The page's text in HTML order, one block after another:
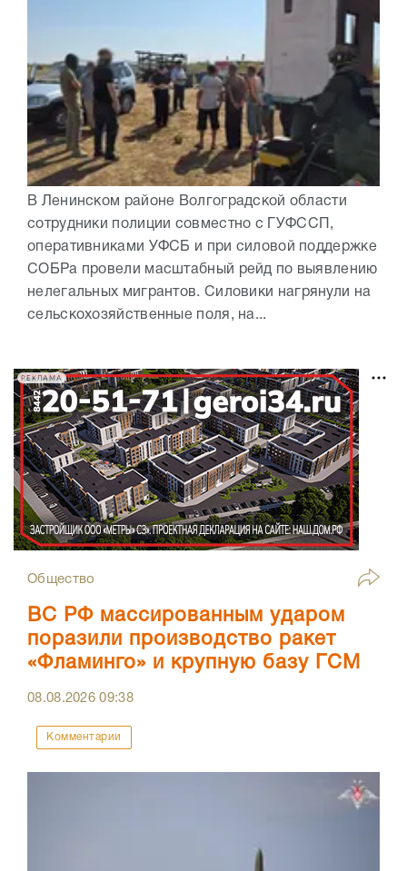
В Ленинском районе Волгоградской области
сотрудники полиции совместно с ГУФССП,
оперативниками УФСБ и при силовой поддержке
СОБРа провели масштабный рейд по выявлению
нелегальных мигрантов. Силовики нагрянули на
сельскохозяйственные поля, на...
РЕКЛАМА
Общество
ВС РФ массированным ударом
поразили производство ракет
«Фламинго» и крупную базу ГСМ
08.08.202609:38
Комментарии